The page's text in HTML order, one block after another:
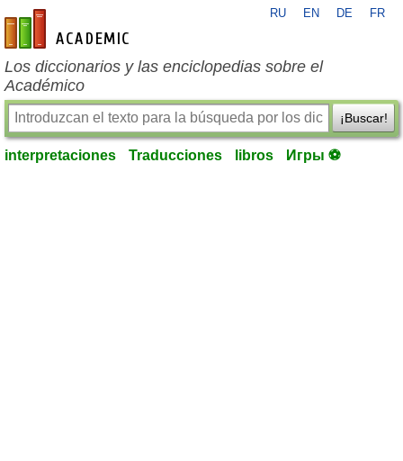
es-academic.com
RU EN DE FR
Los diccionarios y las enciclopedias sobre el
Académico
¡Buscar!
interpretaciones Traducciones libros Игры ⚽